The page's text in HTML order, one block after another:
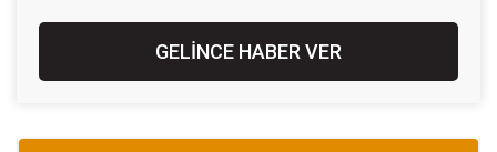
GELİNCE HABER VER